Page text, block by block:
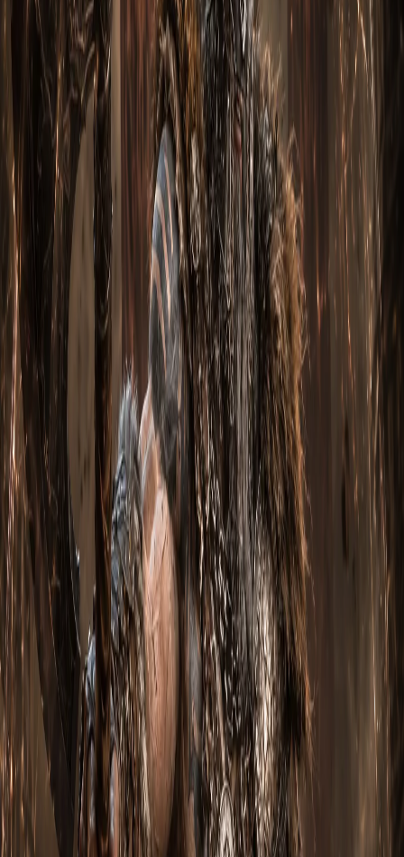
3. Настройка снаряжения
Необходимая настройка снаряжения для Мантра Инны
через Мантру исцеления приведена ниже.
ПОЛНЫЙ СПИСОК ВЕЩЕЙ ДЛЯ
PLAYSTATION
Оружие:
Безудержный гнев Борна
Перчатки:
Захваты Инны
Плечи:
Привилегия Борна
Бесконечный простор Инны
Голова:
Сияние Инны
Амулет:
Дух времени
Наручи:
Наручи силача
Левая рука:
Грозовой щит
Кольцо 1:
Перстень-око
Кольцо 2:
Кольцо королевской роскоши
Ступни:
Призрачные башмаки
Ноги:
Выпад капитана Кримсона
Пояс:
Шелковый кушак капитана Кримсона
ПОЛНЫЙ СПИСОК ВЕЩЕЙ ДЛЯ XBOX
Оружие:
Безудержный гнев Борна
Перчатки:
Захваты Инны
Плечи:
Привилегия Борна